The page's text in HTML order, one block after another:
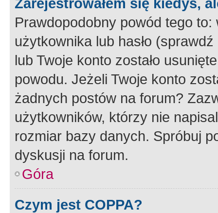
Prawdopodobny powód tego to:
użytkownika lub hasło
lub Twoje konto zostało
powodu. Jeżeli Twoje konto
żadnych postów na forum?
użytkowników, którzy nie
rozmiar bazy danych. Spróbuj
dyskusji na forum.
Góra
Czym jest COPPA?